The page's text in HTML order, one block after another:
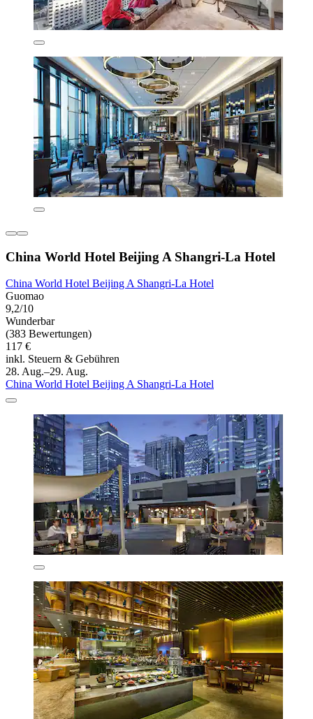
China World Hotel Beijing A Shangri-La Hotel
China World Hotel Beijing A Shangri-La Hotel
Guomao
9,2/10
Wunderbar
(383 Bewertungen)
117 €
inkl. Steuern & Gebühren
28. Aug.–29. Aug.
China World Hotel Beijing A Shangri-La Hotel